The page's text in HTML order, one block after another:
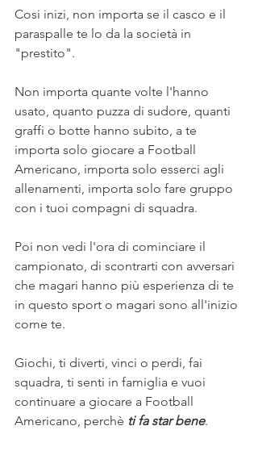
Cosi inizi, non importa se il casco e il
paraspalle te lo da la società in
"prestito".
Non importa quante volte l'hanno
usato, quanto puzza di sudore, quanti
graffi o botte hanno subito, a te
importa solo giocare a Football
Americano, importa solo esserci agli
allenamenti, importa solo fare gruppo
con i tuoi compagni di squadra.
Poi non vedi l'ora di cominciare il
campionato, di scontrarti con avversari
che magari hanno più esperienza di te
in questo sport o magari sono all'inizio
come te.
Giochi, ti diverti, vinci o perdi, fai
squadra, ti senti in famiglia e vuoi
continuare a giocare a Football
Americano, perchè ti fa star bene.